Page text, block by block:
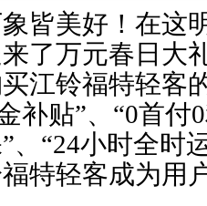
皆美好！在这
了万元春日大
江铃福特轻客
补贴”、“0首付
、“24小时全时
特轻客成为用